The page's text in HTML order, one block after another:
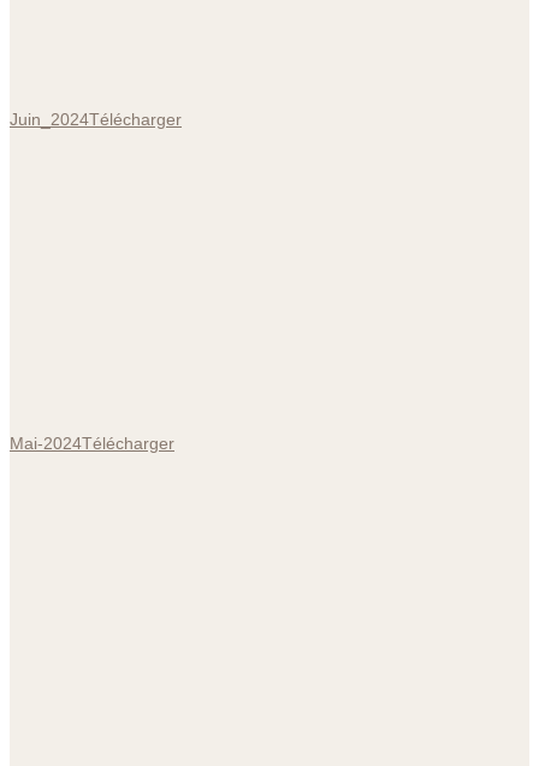
Juin_2024Télécharger
Mai-2024Télécharger